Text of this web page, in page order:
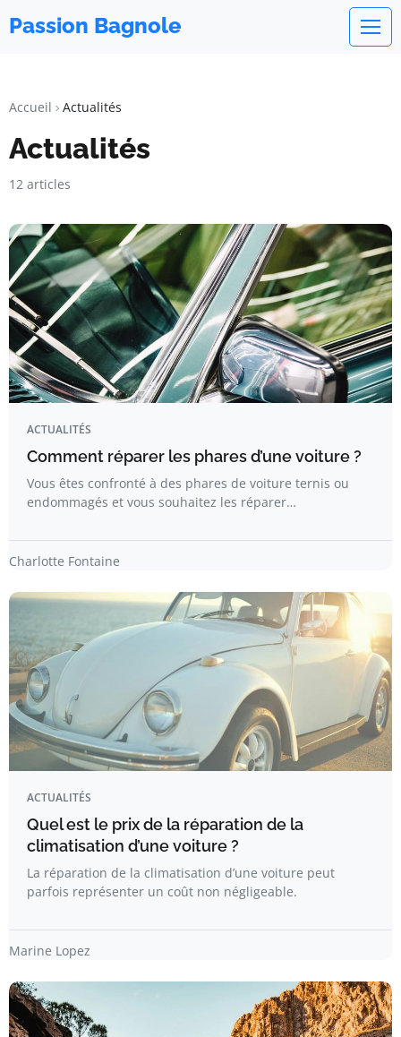
Passion Bagnole
Accueil Actualités
Actualités
12 articles
ACTUALITÉS
Comment réparer les phares d’une voiture ?
Vous êtes confronté à des phares de voiture ternis ou
endommagés et vous souhaitez les réparer…
Charlotte Fontaine
ACTUALITÉS
Quel est le prix de la réparation de la
climatisation d’une voiture ?
La réparation de la climatisation d’une voiture peut
parfois représenter un coût non négligeable.
Marine Lopez